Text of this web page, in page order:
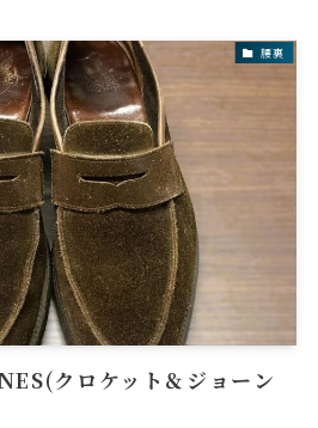
腰裏
クロケット＆ジョーン